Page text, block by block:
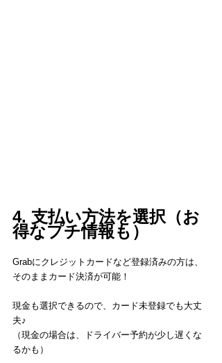
4. 支払い方法を選択（お
得なプチ情報も）
Grabにクレジットカードなど登録済みの方は、
そのままカード決済が可能！
現金も選択できるので、カード未登録でも大丈
夫♪
（現金の場合は、ドライバー予約が少し遅くな
るかも）